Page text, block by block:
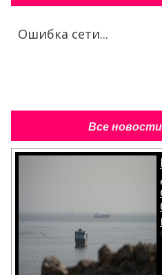
Ошибка сети...
Все новости